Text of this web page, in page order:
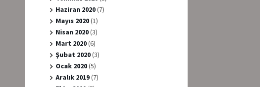
Haziran 2020(7)
Mayıs 2020(1)
Nisan 2020(3)
Mart 2020(6)
Şubat 2020(3)
Ocak 2020(5)
Aralık 2019(7)